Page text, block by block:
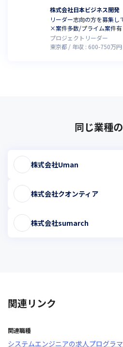
株式会社日本ビジネス開発
リーダー志向の方を募集
×案件多数/プライム案件有
プロジェクトリーダー
東京都
年収 : 600-750万円
同じ業種
株式会社Uman
株式会社クオンティア
株式会社sumarch
関連リンク
関連職種
システムエンジニアの求人プログラマ